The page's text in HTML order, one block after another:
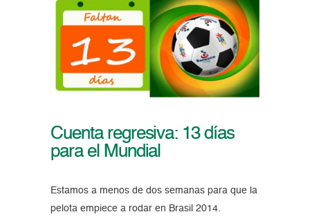
Cuenta regresiva: 13 días
para el Mundial
Estamos a menos de dos semanas para que la
pelota empiece a rodar en Brasil 2014.